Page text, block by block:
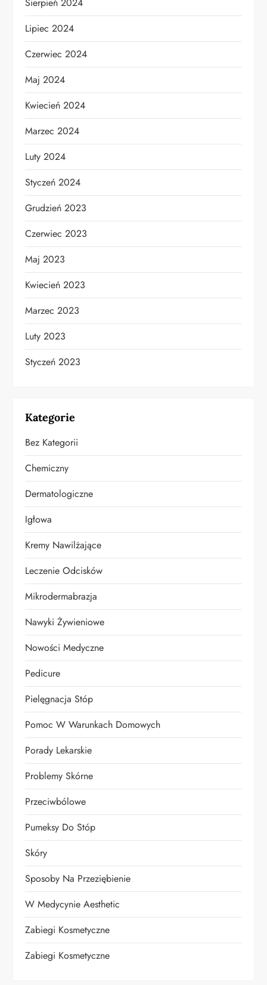
Sierpień 2024
Lipiec 2024
Czerwiec 2024
Maj 2024
Kwiecień 2024
Marzec 2024
Luty 2024
Styczeń 2024
Grudzień 2023
Czerwiec 2023
Maj 2023
Kwiecień 2023
Marzec 2023
Luty 2023
Styczeń 2023
Kategorie
Bez Kategorii
Chemiczny
Dermatologiczne
Igłowa
Kremy Nawilżające
Leczenie Odcisków
Mikrodermabrazja
Nawyki Żywieniowe
Nowości Medyczne
Pedicure
Pielęgnacja Stóp
Pomoc W Warunkach Domowych
Porady Lekarskie
Problemy Skórne
Przeciwbólowe
Pumeksy Do Stóp
Skóry
Sposoby Na Przeziębienie
W Medycynie Aesthetic
Zabiegi Kosmetyczne
Zabiegi Kosmetyczne